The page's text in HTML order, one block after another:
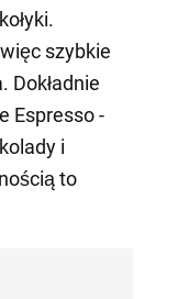
szybkie
Dokładnie
Espresso -
i
to